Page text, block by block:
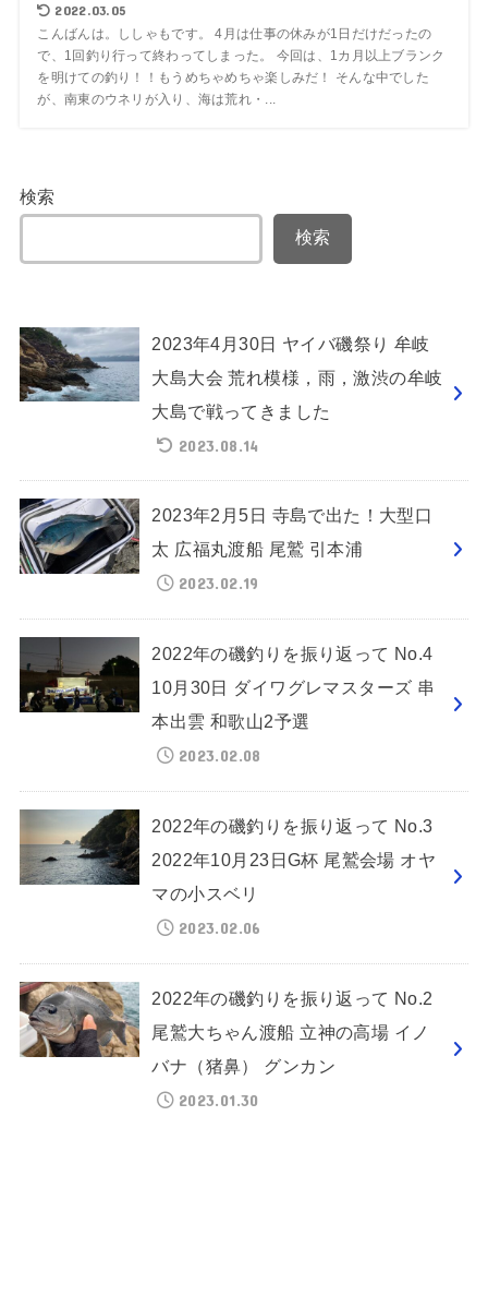
2022.03.05
こんばんは。ししゃもです。 4月は仕事の休みが1日だけだったの
で、1回釣り行って終わってしまった。 今回は、1カ月以上ブランク
を明けての釣り！！もうめちゃめちゃ楽しみだ！ そんな中でした
が、南東のウネリが入り、海は荒れ・...
検索
検索
2023年4月30日 ヤイバ磯祭り 牟岐
大島大会 荒れ模様，雨，激渋の牟岐
大島で戦ってきました
2023.08.14
2023年2月5日 寺島で出た！大型口
太 広福丸渡船 尾鷲 引本浦
2023.02.19
2022年の磯釣りを振り返って No.4
10月30日 ダイワグレマスターズ 串
本出雲 和歌山2予選
2023.02.08
2022年の磯釣りを振り返って No.3
2022年10月23日G杯 尾鷲会場 オヤ
マの小スベリ
2023.02.06
2022年の磯釣りを振り返って No.2
尾鷲大ちゃん渡船 立神の高場 イノ
バナ（猪鼻） グンカン
2023.01.30